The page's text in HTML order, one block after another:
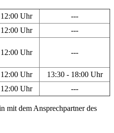
Uhr
---
Uhr ---
Uhr ---
Uhr
13:30 - 18:00 Uhr
Uhr ---
mit dem Ansprechpartner des